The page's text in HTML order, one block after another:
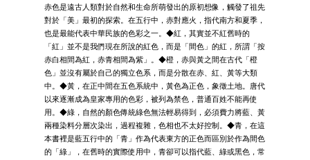
赤色是遠古人類對於自然和生命所萌發出的原初想像，觸發了祖先
對於「美」最初的探索。在五行中，赤對應火，指代南方和夏季，
也是最能代表中華民族的色彩之一。◆紅，其實並不紅舊時的
「紅」並不是我們現在所說的紅色，而是「間色」的紅，所謂「按
赤白相間為紅，赤青相間為紫」。◆橙，赤與黃之間在古代「橙
色」並沒有屬於自己的獨立色系，而是分散在赤、紅、黃等大類
中。◆黃，在正中間在五色系統中，黃色為正色，象徵土地。唐代
以來逐漸成為皇家專用的色彩，被列為禁色，普通百姓不能再使
用。◆綠，自然的顏色傳統綠色無法輕易得到，必須費力將藍、黃
兩種染料分層次染出，過程複雜，色相也不太好控制。◆青，在這
本書裡是藍五行中的「青」作為代表東方的正色而區別於作為間色
的「綠」，在舊時的實際使用中，青卻可以指代藍、綠或黑色，常